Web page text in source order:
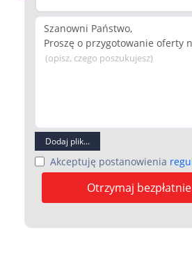
(opisz, czego poszukujesz)
Dodaj plik...
Akceptuję postanowienia
Otrzymaj